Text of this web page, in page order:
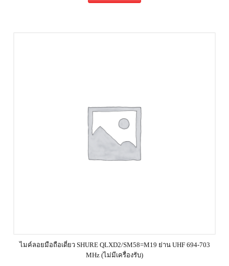
ไมค์ลอยมือถือเดี่ยว SHURE QLXD2/SM58=M19 ย่าน UHF 694-703
MHz (ไม่มีเครื่องรับ)